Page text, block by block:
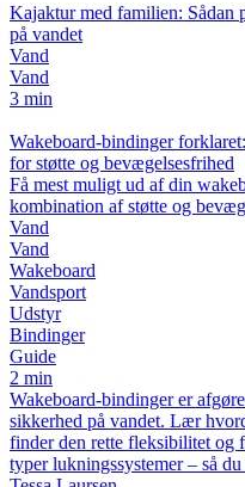
Kajaktur med familien: Sådan
på vandet
Vand
Vand
3 min
Wakeboard-bindinger
for støtte og bevægelsesfrihed
Få mest muligt ud af din
kombination af støtte og
Vand
Vand
Wakeboard
Vandsport
Udstyr
Bindinger
Guide
2 min
Wakeboard-bindinger er
sikkerhed på vandet. Lær
finder den rette fleksibilitet og
typer lukningssystemer – så